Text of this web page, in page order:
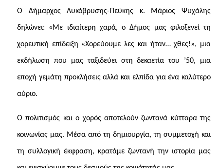
Ο Δήμαρχος Λυκόβρυσης-Πεύκης κ. Μάριος Ψυχάλης
δηλώνει: «Με ιδιαίτερη χαρά, ο Δήμος μας φιλοξενεί τη
χορευτική επίδειξη «Χορεύουμε λες και ήταν… χθες!», μια
εκδήλωση που μας ταξιδεύει στη δεκαετία του ’50, μια
εποχή γεμάτη προκλήσεις αλλά και ελπίδα για ένα καλύτερο
αύριο.
Ο πολιτισμός και ο χορός αποτελούν ζωντανά κύτταρα της
κοινωνίας μας. Μέσα από τη δημιουργία, τη συμμετοχή και
τη συλλογική έκφραση, κρατάμε ζωντανή την ιστορία μας